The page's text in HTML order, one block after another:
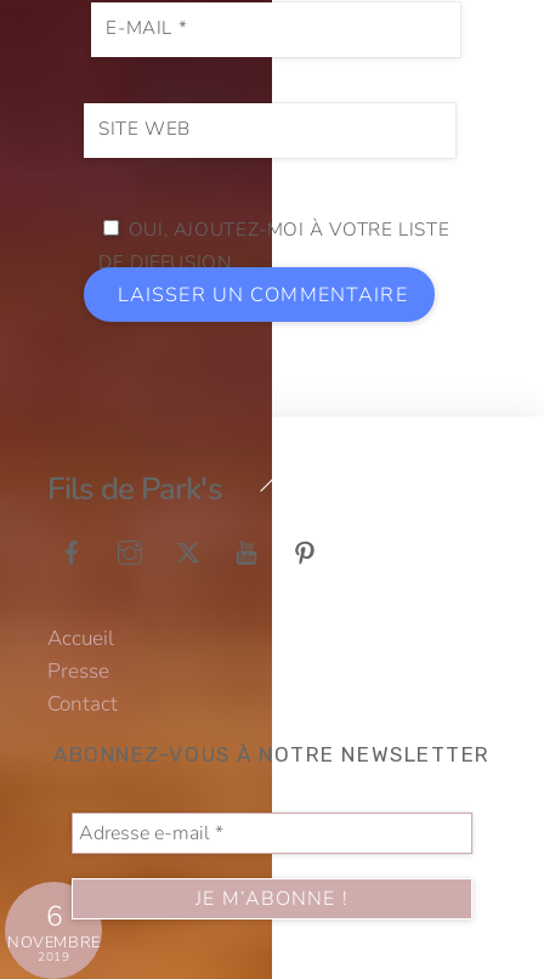
6
NOVEMBRE
2019
E-MAIL *
SITE WEB
OUI, AJOUTEZ-MOI À VOTRE LISTE
DE DIFFUSION.
Back
Top
Fils de Park's
Accueil
Presse
Contact
ABONNEZ-VOUS À NOTRE NEWSLETTER